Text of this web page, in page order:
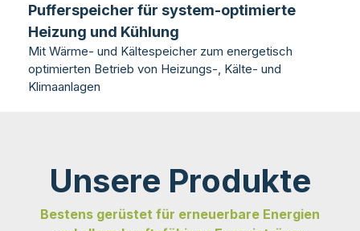
Pufferspeicher für system-optimierte
Heizung und Kühlung
Mit Wärme- und Kältespeicher zum energetisch
optimierten Betrieb von Heizungs-, Kälte- und
Klimaanlagen
Unsere Produkte
Bestens gerüstet für erneuerbare Energien